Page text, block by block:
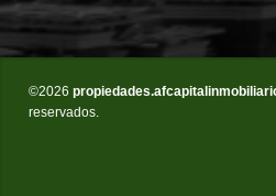
©2026
reservados.